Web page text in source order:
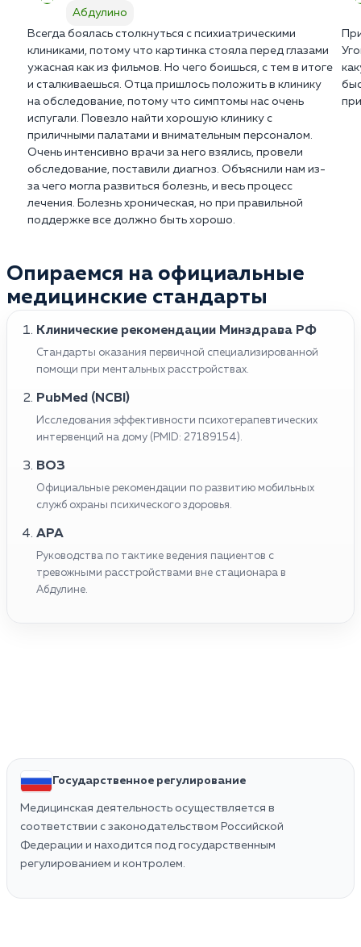
Абдулино
Всегда боялась столкнуться с психиатрическими
клиниками, потому что картинка стояла перед глазами
ужасная как из фильмов. Но чего боишься, с тем в итоге
и сталкиваешься. Отца пришлось положить в клинику
на обследование, потому что симптомы нас очень
испугали. Повезло найти хорошую клинику с
приличными палатами и внимательным персоналом.
Очень интенсивно врачи за него взялись, провели
обследование, поставили диагноз. Объяснили нам из-
за чего могла развиться болезнь, и весь процесс
лечения. Болезнь хроническая, но при правильной
поддержке все должно быть хорошо.
Опираемся на официальные
медицинские стандарты
Клинические рекомендации Минздрава РФ
Стандарты оказания первичной специализированной
помощи при ментальных расстройствах.
PubMed (NCBI)
Исследования эффективности психотерапевтических
интервенций на дому (PMID: 27189154).
ВОЗ
Официальные рекомендации по развитию мобильных
служб охраны психического здоровья.
APA
Руководства по тактике ведения пациентов с
тревожными расстройствами вне стационара в
Абдулине.
Государственное регулирование
Медицинская деятельность осуществляется в
соответствии с законодательством Российской
Федерации и находится под государственным
регулированием и контролем.